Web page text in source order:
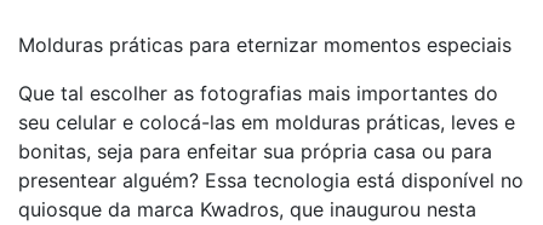
Molduras práticas para eternizar momentos especiais
Que tal escolher as fotografias mais importantes do
seu celular e colocá-las em molduras práticas, leves e
bonitas, seja para enfeitar sua própria casa ou para
presentear alguém? Essa tecnologia está disponível no
quiosque da marca Kwadros, que inaugurou nesta